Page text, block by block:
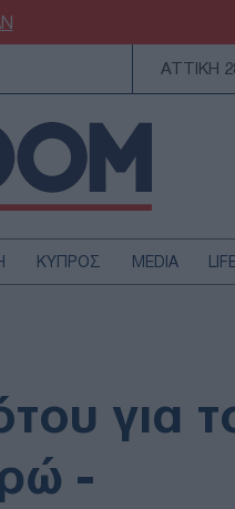
ΑΤΤΙΚΗ
ΚΥΠΡΟΣ MEDIA
ΤΕΧΝΟΛΟΓΙΑ
για
-